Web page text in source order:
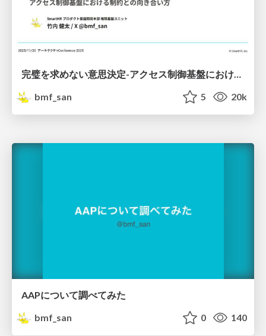
bmf_san
5 20k
AAPについて調べてみた
bmf_san
0 140